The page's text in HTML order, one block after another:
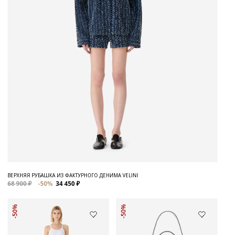
ВЕРХНЯЯ РУБАШКА ИЗ ФАКТУРНОГО ДЕНИМА VELINI
68 900 ₽ -50% 34 450 ₽
-50% -50%